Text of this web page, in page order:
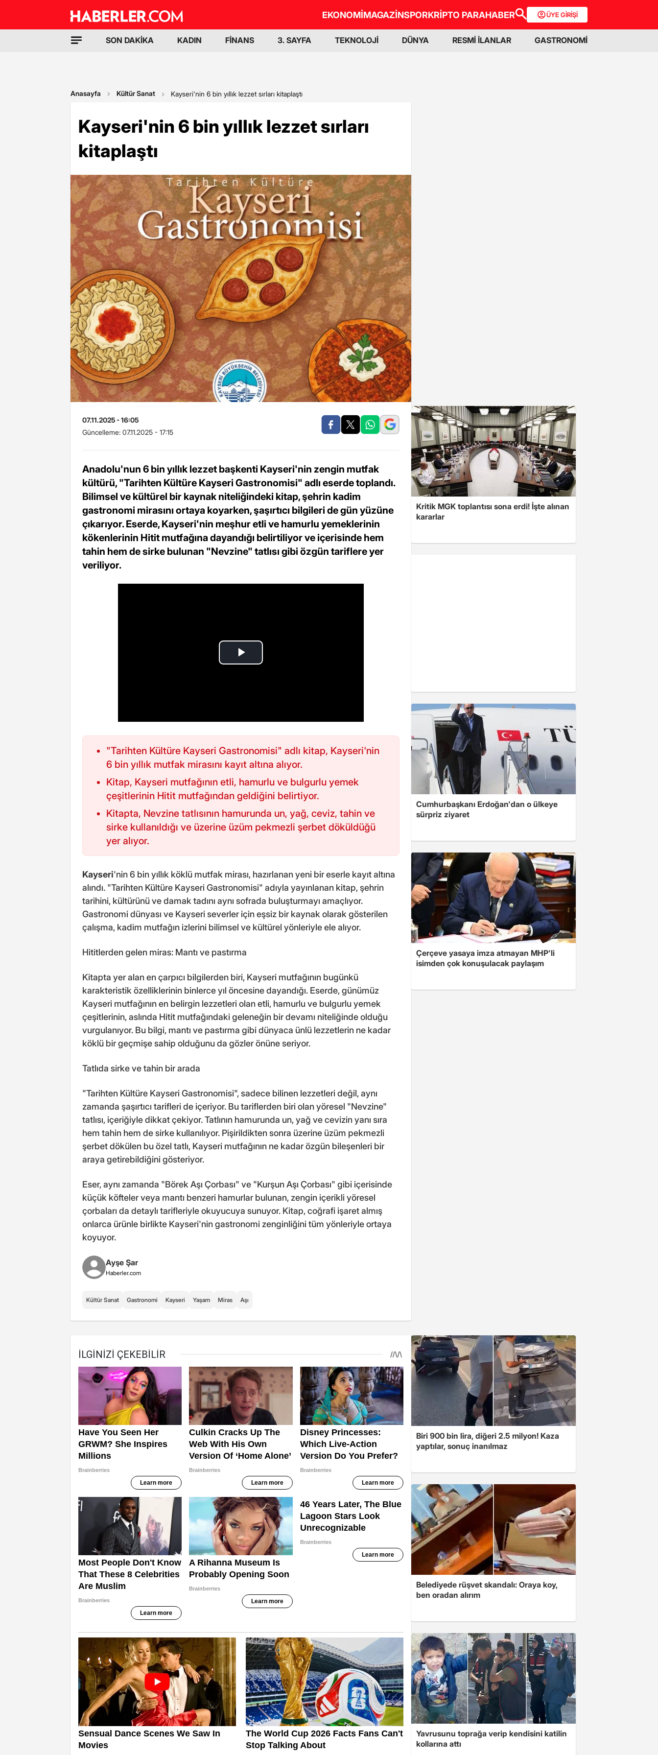
EKONOMİMAGAZİNSPORKRİPTO PARAHABER ÜYE GİRİŞİ
SON DAKİKA KADIN FİNANS 3. SAYFA TEKNOLOJİ DÜNYA RESMİ İLANLAR GASTRONOMİ
Anasayfa Kültür Sanat Kayseri'nin 6 bin yıllık lezzet sırları kitaplaştı
Kayseri'nin 6 bin yıllık lezzet sırları
kitaplaştı
07.11.2025 - 16:05
Güncelleme: 07.11.2025 - 17:15
Anadolu'nun 6 bin yıllık lezzet başkenti Kayseri'nin zengin mutfak
kültürü, "Tarihten Kültüre Kayseri Gastronomisi" adlı eserde toplandı.
Bilimsel ve kültürel bir kaynak niteliğindeki kitap, şehrin kadim
gastronomi mirasını ortaya koyarken, şaşırtıcı bilgileri de gün yüzüne
çıkarıyor. Eserde, Kayseri'nin meşhur etli ve hamurlu yemeklerinin
kökenlerinin Hitit mutfağına dayandığı belirtiliyor ve içerisinde hem
tahin hem de sirke bulunan "Nevzine" tatlısı gibi özgün tariflere yer
veriliyor.
"Tarihten Kültüre Kayseri Gastronomisi" adlı kitap, Kayseri'nin
6 bin yıllık mutfak mirasını kayıt altına alıyor.
Kitap, Kayseri mutfağının etli, hamurlu ve bulgurlu yemek
çeşitlerinin Hitit mutfağından geldiğini belirtiyor.
Kitapta, Nevzine tatlısının hamurunda un, yağ, ceviz, tahin ve
sirke kullanıldığı ve üzerine üzüm pekmezli şerbet döküldüğü
yer alıyor.
Kayseri'nin 6 bin yıllık köklü mutfak mirası, hazırlanan yeni bir eserle kayıt altına
alındı. "Tarihten Kültüre Kayseri Gastronomisi" adıyla yayınlanan kitap, şehrin
tarihini, kültürünü ve damak tadını aynı sofrada buluşturmayı amaçlıyor.
Gastronomi dünyası ve Kayseri severler için eşsiz bir kaynak olarak gösterilen
çalışma, kadim mutfağın izlerini bilimsel ve kültürel yönleriyle ele alıyor.
Hititlerden gelen miras: Mantı ve pastırma
Kitapta yer alan en çarpıcı bilgilerden biri, Kayseri mutfağının bugünkü
karakteristik özelliklerinin binlerce yıl öncesine dayandığı. Eserde, günümüz
Kayseri mutfağının en belirgin lezzetleri olan etli, hamurlu ve bulgurlu yemek
çeşitlerinin, aslında Hitit mutfağındaki geleneğin bir devamı niteliğinde olduğu
vurgulanıyor. Bu bilgi, mantı ve pastırma gibi dünyaca ünlü lezzetlerin ne kadar
köklü bir geçmişe sahip olduğunu da gözler önüne seriyor.
Tatlıda sirke ve tahin bir arada
"Tarihten Kültüre Kayseri Gastronomisi", sadece bilinen lezzetleri değil, aynı
zamanda şaşırtıcı tarifleri de içeriyor. Bu tariflerden biri olan yöresel "Nevzine"
tatlısı, içeriğiyle dikkat çekiyor. Tatlının hamurunda un, yağ ve cevizin yanı sıra
hem tahin hem de sirke kullanılıyor. Pişirildikten sonra üzerine üzüm pekmezli
şerbet dökülen bu özel tatlı, Kayseri mutfağının ne kadar özgün bileşenleri bir
araya getirebildiğini gösteriyor.
Eser, aynı zamanda "Börek Aşı Çorbası" ve "Kurşun Aşı Çorbası" gibi içerisinde
küçük köfteler veya mantı benzeri hamurlar bulunan, zengin içerikli yöresel
çorbaları da detaylı tarifleriyle okuyucuya sunuyor. Kitap, coğrafi işaret almış
onlarca ürünle birlikte Kayseri'nin gastronomi zenginliğini tüm yönleriyle ortaya
koyuyor.
Ayşe Şar
Haberler.com
Kültür Sanat Gastronomi Kayseri Yaşam Miras Aşı
Kritik MGK toplantısı sona erdi! İşte alınan
kararlar
Cumhurbaşkanı Erdoğan'dan o ülkeye
sürpriz ziyaret
Çerçeve yasaya imza atmayan MHP'li
isimden çok konuşulacak paylaşım
Biri 900 bin lira, diğeri 2.5 milyon! Kaza
yaptılar, sonuç inanılmaz
Belediyede rüşvet skandalı: Oraya koy,
ben oradan alırım
Yavrusunu toprağa verip kendisini katilin
kollarına attı